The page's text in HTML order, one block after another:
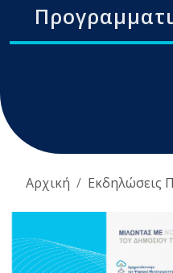
Αρχική Εκδηλώσεις